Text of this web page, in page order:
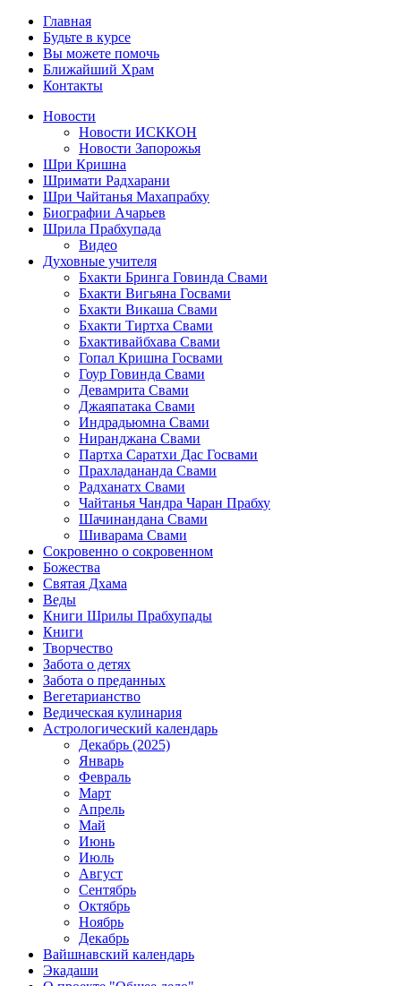
Главная
Будьте в курсе
Вы можете помочь
Ближайший Храм
Контакты
Новости
Новости ИСККОН
Новости Запорожья
Шри Кришна
Шримати Радхарани
Шри Чайтанья Махапрабху
Биографии Ачарьев
Шрила Прабхупада
Видео
Духовные учителя
Бхакти Бринга Говинда Свами
Бхакти Вигьяна Госвами
Бхакти Викаша Свами
Бхакти Тиртха Свами
Бхактивайбхава Свами
Гопал Кришна Госвами
Гоур Говинда Свами
Девамрита Свами
Джаяпатака Свами
Индрадьюмна Свами
Ниранджана Свами
Партха Саратхи Дас Госвами
Прахладананда Свами
Радханатх Свами
Чайтанья Чандра Чаран Прабху
Шачинандана Свами
Шиварама Свами
Сокровенно о сокровенном
Божества
Святая Дхама
Веды
Книги Шрилы Прабхупады
Книги
Творчество
Забота о детях
Забота о преданных
Вегетарианство
Ведическая кулинария
Астрологический календарь
Декабрь (2025)
Январь
Февраль
Март
Апрель
Май
Июнь
Июль
Август
Сентябрь
Октябрь
Ноябрь
Декабрь
Вайшнавский календарь
Экадаши